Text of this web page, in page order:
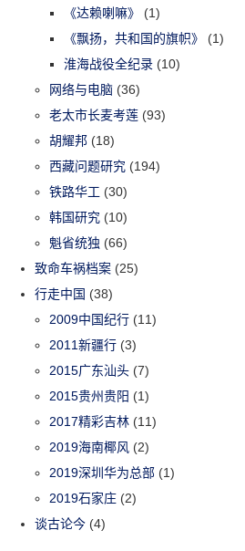
《达赖喇嘛》
(1)
《飘扬，共和国的旗帜》
(1)
淮海战役全纪录 (10)
网络与电脑 (36)
老太市长麦考莲 (93)
胡耀邦 (18)
西藏问题研究 (194)
铁路华工 (30)
韩国研究 (10)
魁省统独 (66)
致命车祸档案 (25)
行走中国 (38)
2009中国纪行 (11)
2011新疆行 (3)
2015广东汕头 (7)
2015贵州贵阳 (1)
2017精彩吉林 (11)
2019海南椰风 (2)
2019深圳华为总部 (1)
2019石家庄 (2)
谈古论今 (4)